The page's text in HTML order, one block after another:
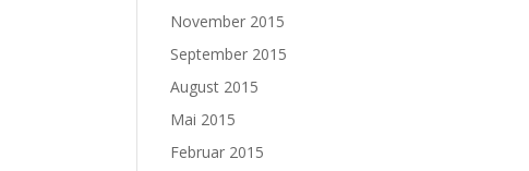
November 2015
September 2015
August 2015
Mai 2015
Februar 2015